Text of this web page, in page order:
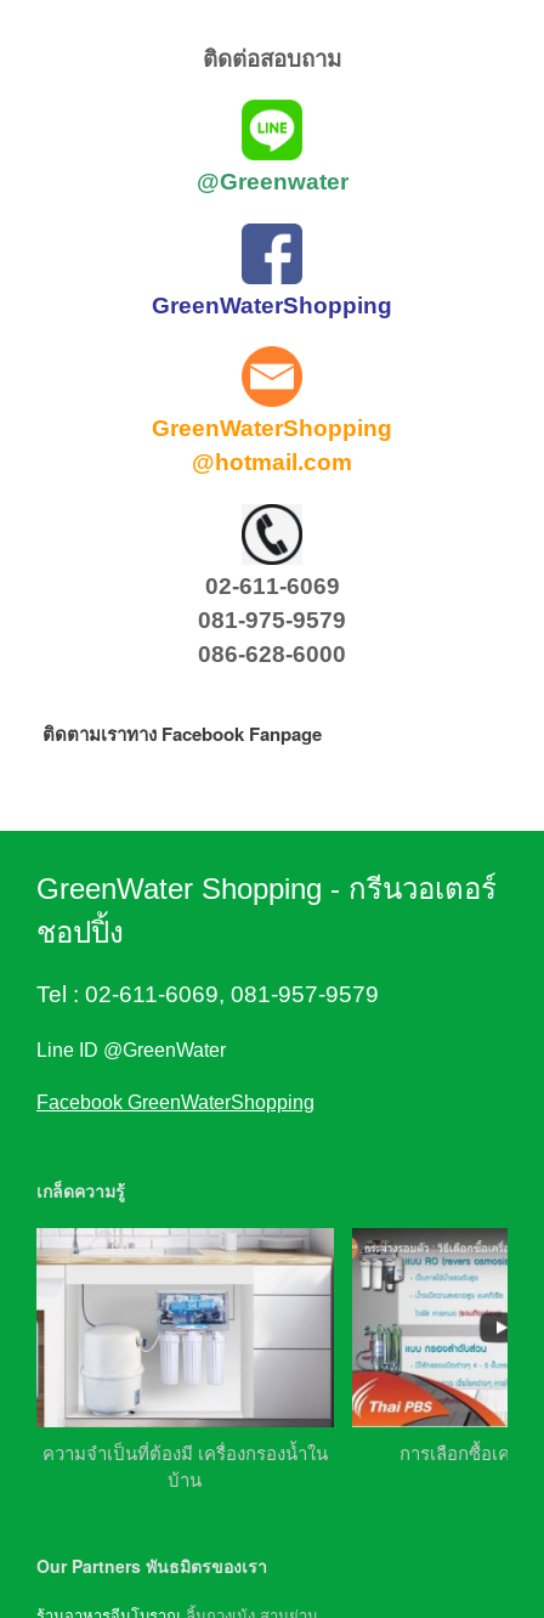
ติดต่อสอบถาม
@Greenwater
GreenWaterShopping
GreenWaterShopping
@hotmail.com
02-611-6069
081-975-9579
086-628-6000
ติดตามเราทาง Facebook Fanpage
GreenWater Shopping - กรีนวอเตอร์
ชอปปิ้ง
Tel : 02-611-6069, 081-957-9579
Line ID @GreenWater
Facebook GreenWaterShopping
เกล็ดความรู้
ความจำเป็นที่ต้องมี เครื่องกรองน้ำใน
บ้าน
การเลือกซื้อเครื่อ
Our Partners พันธมิตรของเรา